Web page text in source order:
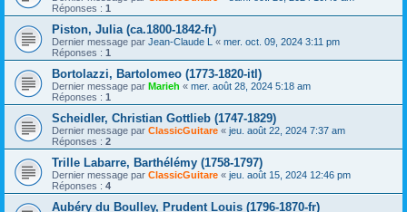
Réponses : 1
Piston, Julia (ca.1800-1842-fr)
Dernier message par Jean-Claude L « mer. oct. 09, 2024 3:11 pm
Réponses : 1
Bortolazzi, Bartolomeo (1773-1820-itl)
Dernier message par Marieh « mer. août 28, 2024 5:18 am
Réponses : 1
Scheidler, Christian Gottlieb (1747-1829)
Dernier message par ClassicGuitare « jeu. août 22, 2024 7:37 am
Réponses : 2
Trille Labarre, Barthélémy (1758-1797)
Dernier message par ClassicGuitare « jeu. août 15, 2024 12:46 pm
Réponses : 4
Aubéry du Boulley, Prudent Louis (1796-1870-fr)